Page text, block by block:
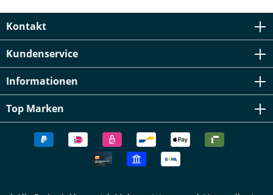
Kontakt
Kundenservice
Informationen
Top Marken